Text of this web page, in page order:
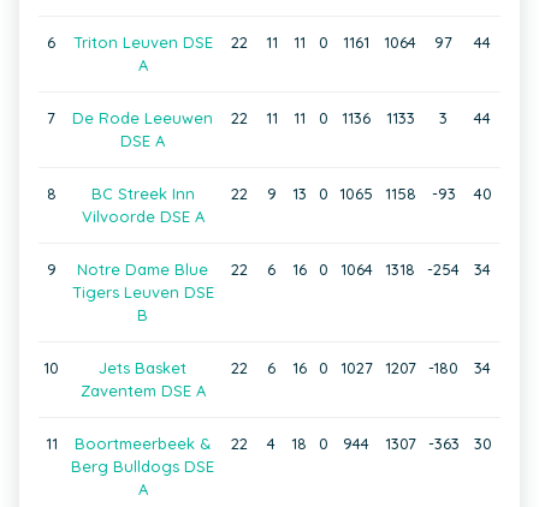
6
Triton Leuven DSE
A
22 11 11 0 1161 1064 97 44
7
De Rode Leeuwen
DSE A
22 11 11 0 1136 1133 3 44
8
BC Streek Inn
Vilvoorde DSE A
22 9 13 0 1065 1158 -93 40
9
Notre Dame Blue
Tigers Leuven DSE
B
22 6 16 0 1064 1318 -254 34
10
Jets Basket
Zaventem DSE A
22 6 16 0 1027 1207 -180 34
11
Boortmeerbeek &
Berg Bulldogs DSE
A
22 4 18 0 944 1307 -363 30